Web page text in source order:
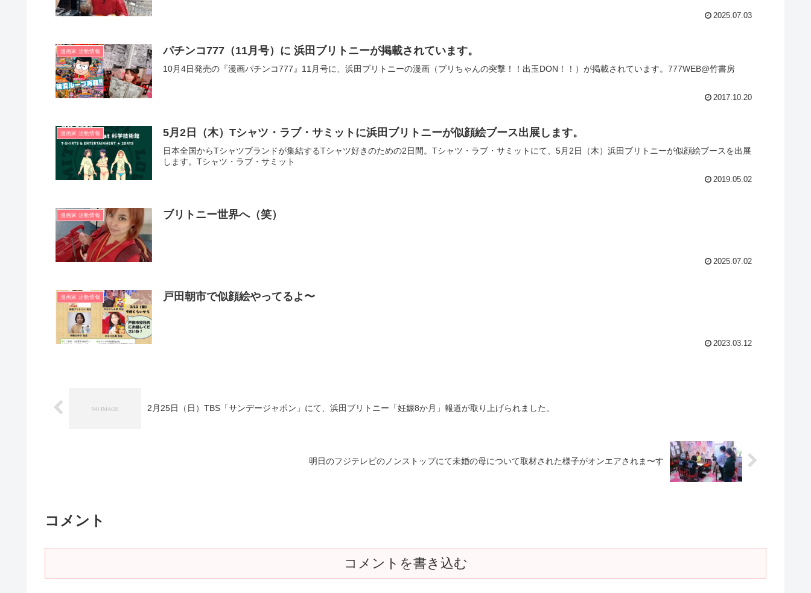
2025.07.03
漫画家 活動情報 パチンコ777（11月号）に 浜田ブリトニーが掲載されています。
10月4日発売の『漫画パチンコ777』11月号に、浜田ブリトニーの漫画（ブリちゃんの突撃！！出玉DON！！）が掲載されています。777WEB@竹書房
2017.10.20
漫画家 活動情報 5月2日（木）Tシャツ・ラブ・サミットに浜田ブリトニーが似顔絵ブース出展します。
日本全国からTシャツブランドが集結するTシャツ好きのための2日間。Tシャツ・ラブ・サミットにて、5月2日（木）浜田ブリトニーが似顔絵ブースを出展
します。Tシャツ・ラブ・サミット
2019.05.02
漫画家 活動情報 ブリトニー世界へ（笑）
2025.07.02
漫画家 活動情報 戸田朝市で似顔絵やってるよ〜
2023.03.12
2月25日（日）TBS「サンデージャポン」にて、浜田ブリトニー「妊娠8か月」報道が取り上げられました。
明日のフジテレビのノンストップにて未婚の母について取材された様子がオンエアされま〜す
コメント
コメントを書き込む